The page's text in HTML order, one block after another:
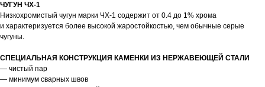
ЧУГУН ЧХ-1
Низкохромистый чугун марки ЧХ-1 содержит от 0.4 до 1% хрома
и характеризуется более высокой жаростойкостью, чем обычные серые
чугуны.
СПЕЦИАЛЬНАЯ КОНСТРУКЦИЯ КАМЕНКИ ИЗ НЕРЖАВЕЮЩЕЙ СТАЛИ
— чистый пар
— минимум сварных швов